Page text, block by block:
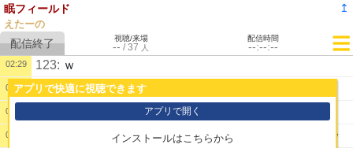
眠フィールド ↥
えたーの
アプリで快適に視聴できます
アプリで開く
インストールはこちらから
視聴/来場
-- /37 人
配信時間
--:--:--
02:27 121: うおおおおおおおおｗ
02:28 122:景気づけに通常ガチャ１０連いきあｍすか
02:29 123: ｗ
02:34 124:このゲーム全然ssr出ないからごみだよ
02:34 赤は停電してますね
02:36 起きてからの工場の様子見楽しみにして寝ますｗ